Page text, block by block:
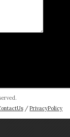
/ PrivacyPolicy